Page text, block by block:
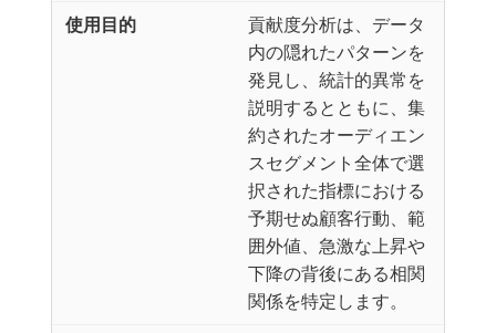
貢献度分析は、データ
内の隠れたパターンを
発見し、統計的異常を
説明するとともに、集
約されたオーディエン
スセグメント全体で選
択された指標における
予期せぬ顧客行動、範
囲外値、急激な上昇や
下降の背後にある相関
関係を特定します。